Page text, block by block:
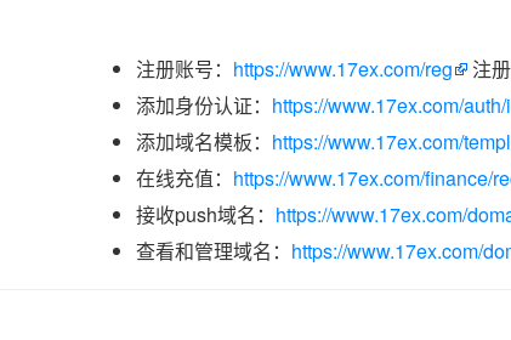
注册账号： https://www.17ex.com/reg
注
添加身份认证： https://www.17ex.com/
添加域名模板： https://www.17ex.com/
在线充值： https://www.17ex.com/finance/
接收push域名： https://www.17ex.com/
查看和管理域名： https://www.17ex.com/